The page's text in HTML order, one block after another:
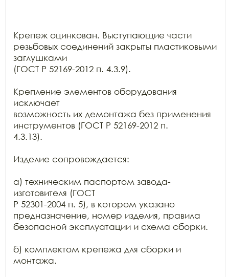
Крепеж оцинкован. Выступающие части
резьбовых соединений закрыты пластиковыми
заглушками
(ГОСТ Р 52169-2012 п. 4.3.9).
Крепление элементов оборудования
исключает
возможность их демонтажа без применения
инструментов (ГОСТ Р 52169-2012 п.
4.3.13).
Изделие сопровождается:
а) техническим паспортом завода-
изготовителя (ГОСТ
Р 52301-2004 п. 5), в котором указано
предназначение, номер изделия, правила
безопасной эксплуатации и схема сборки.
б) комплектом крепежа для сборки и
монтажа.